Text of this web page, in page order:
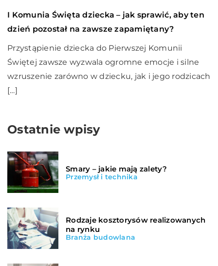
23 lutego 2021
I Komunia Święta dziecka – jak sprawić, aby ten
dzień pozostał na zawsze zapamiętany?
Przystąpienie dziecka do Pierwszej Komunii
Świętej zawsze wyzwala ogromne emocje i silne
wzruszenie zarówno w dziecku, jak i jego rodzicach
[…]
Ostatnie wpisy
Smary – jakie mają zalety?
Przemysł i technika
Rodzaje kosztorysów realizowanych
na rynku
Branża budowlana